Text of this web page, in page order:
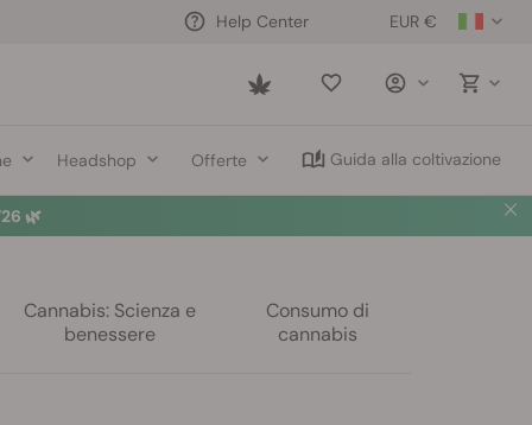
EUR €
Help Center
Saved
Headshop Offerte Guida alla coltivazione
🌿
Cannabis: Scienza e
benessere
Consumo di
cannabis